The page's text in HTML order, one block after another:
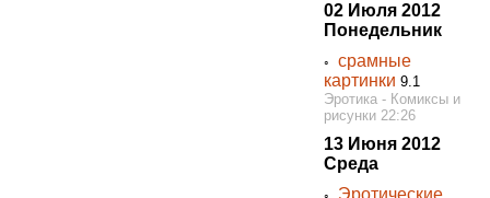
02 Июля 2012
Понедельник
◦срамные
картинки 9.1
Эротика - Комиксы и
рисунки 22:26
13 Июня 2012
Среда
Эротические